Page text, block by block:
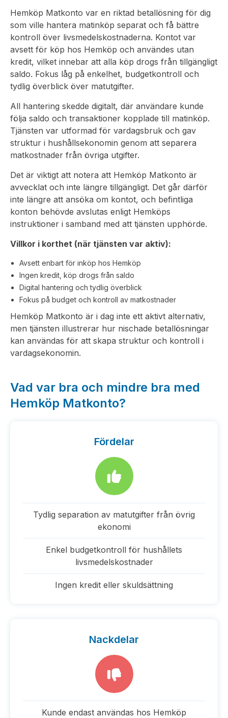
Hemköp Matkonto var en riktad betallösning för dig
som ville hantera matinköp separat och få bättre
kontroll över livsmedelskostnaderna. Kontot var
avsett för köp hos Hemköp och användes utan
kredit, vilket innebar att alla köp drogs från tillgängligt
saldo. Fokus låg på enkelhet, budgetkontroll och
tydlig överblick över matutgifter.
All hantering skedde digitalt, där användare kunde
följa saldo och transaktioner kopplade till matinköp.
Tjänsten var utformad för vardagsbruk och gav
struktur i hushållsekonomin genom att separera
matkostnader från övriga utgifter.
Det är viktigt att notera att Hemköp Matkonto är
avvecklat och inte längre tillgängligt. Det går därför
inte längre att ansöka om kontot, och befintliga
konton behövde avslutas enligt Hemköps
instruktioner i samband med att tjänsten upphörde.
Villkor i korthet (när tjänsten var aktiv):
Avsett enbart för inköp hos Hemköp
Ingen kredit, köp drogs från saldo
Digital hantering och tydlig överblick
Fokus på budget och kontroll av matkostnader
Hemköp Matkonto är i dag inte ett aktivt alternativ,
men tjänsten illustrerar hur nischade betallösningar
kan användas för att skapa struktur och kontroll i
vardagsekonomin.
Vad var bra och mindre bra med
Hemköp Matkonto?
Fördelar
Tydlig separation av matutgifter från övrig
ekonomi
Enkel budgetkontroll för hushållets
livsmedelskostnader
Ingen kredit eller skuldsättning
Nackdelar
Kunde endast användas hos Hemköp